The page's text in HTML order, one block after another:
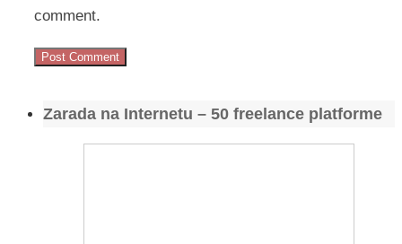
comment.
Zarada na Internetu – 50 freelance platforme